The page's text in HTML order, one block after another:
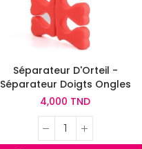
Séparateur D'Orteil -
Séparateur Doigts Ongles
4,000 TND